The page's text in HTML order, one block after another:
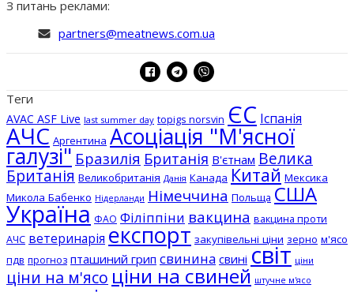
З питань реклами:
partners@meatnews.com.ua
Теги
AVAC ASF Live last summer day topigs norsvin ЄС Іспанія
АЧС Аргентина Асоціація "М'ясної
галузі" Бразилія Британія В'єтнам Велика
Британія Великобританія Данія Канада Китай Мексика
Микола Бабенко Нідерланди Німеччина Польща США
Україна ФАО Філіппіни вакцина вакцина проти
АЧС ветеринарія експорт закупівельні ціни зерно м'ясо
пдв прогноз пташиний грип свинина свині світ ціни
ціни на м'ясо ціни на свиней штучне м'ясо